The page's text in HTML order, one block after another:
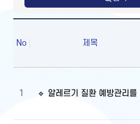
No 제목
1